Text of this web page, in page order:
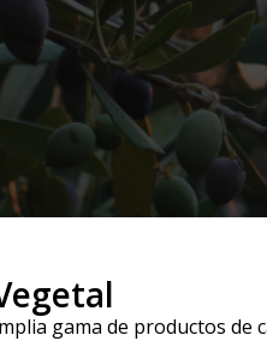
gama de productos